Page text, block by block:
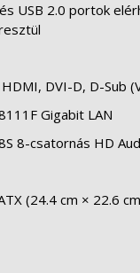
USB 2.0 portok
DVI-D, D-Sub
Gigabit LAN
8-csatornás HD
(24.4 cm × 22.6